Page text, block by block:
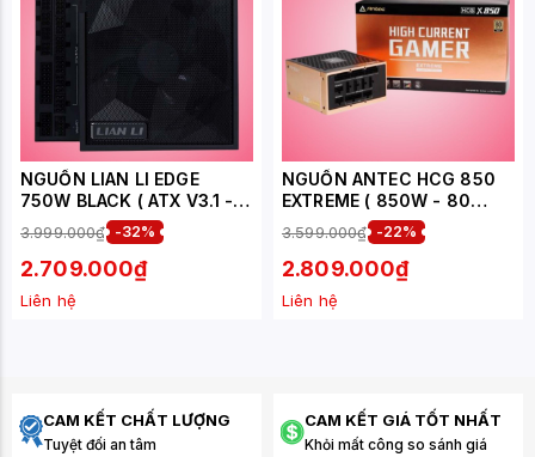
NGUỒN LIAN LI EDGE
750W BLACK ( ATX V3.1 -
80PLUS GOLD - FULL
MODULAR - USB HUB NOT
INCLUDED )
3.999.000₫ -32%
2.709.000₫
Liên hệ
NGUỒN ANTEC HCG 850
EXTREME ( 850W - 80
PLUS GOLD )
3.599.000₫ -22%
2.809.000₫
Liên hệ
CAM KẾT CHẤT LƯỢNG
Tuyệt đối an tâm
CAM KẾT GIÁ TỐT NHẤT
Khỏi mất công so sánh giá